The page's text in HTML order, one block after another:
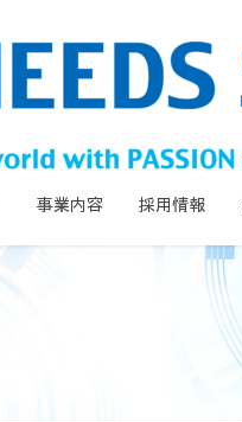
事業内容 採用情報